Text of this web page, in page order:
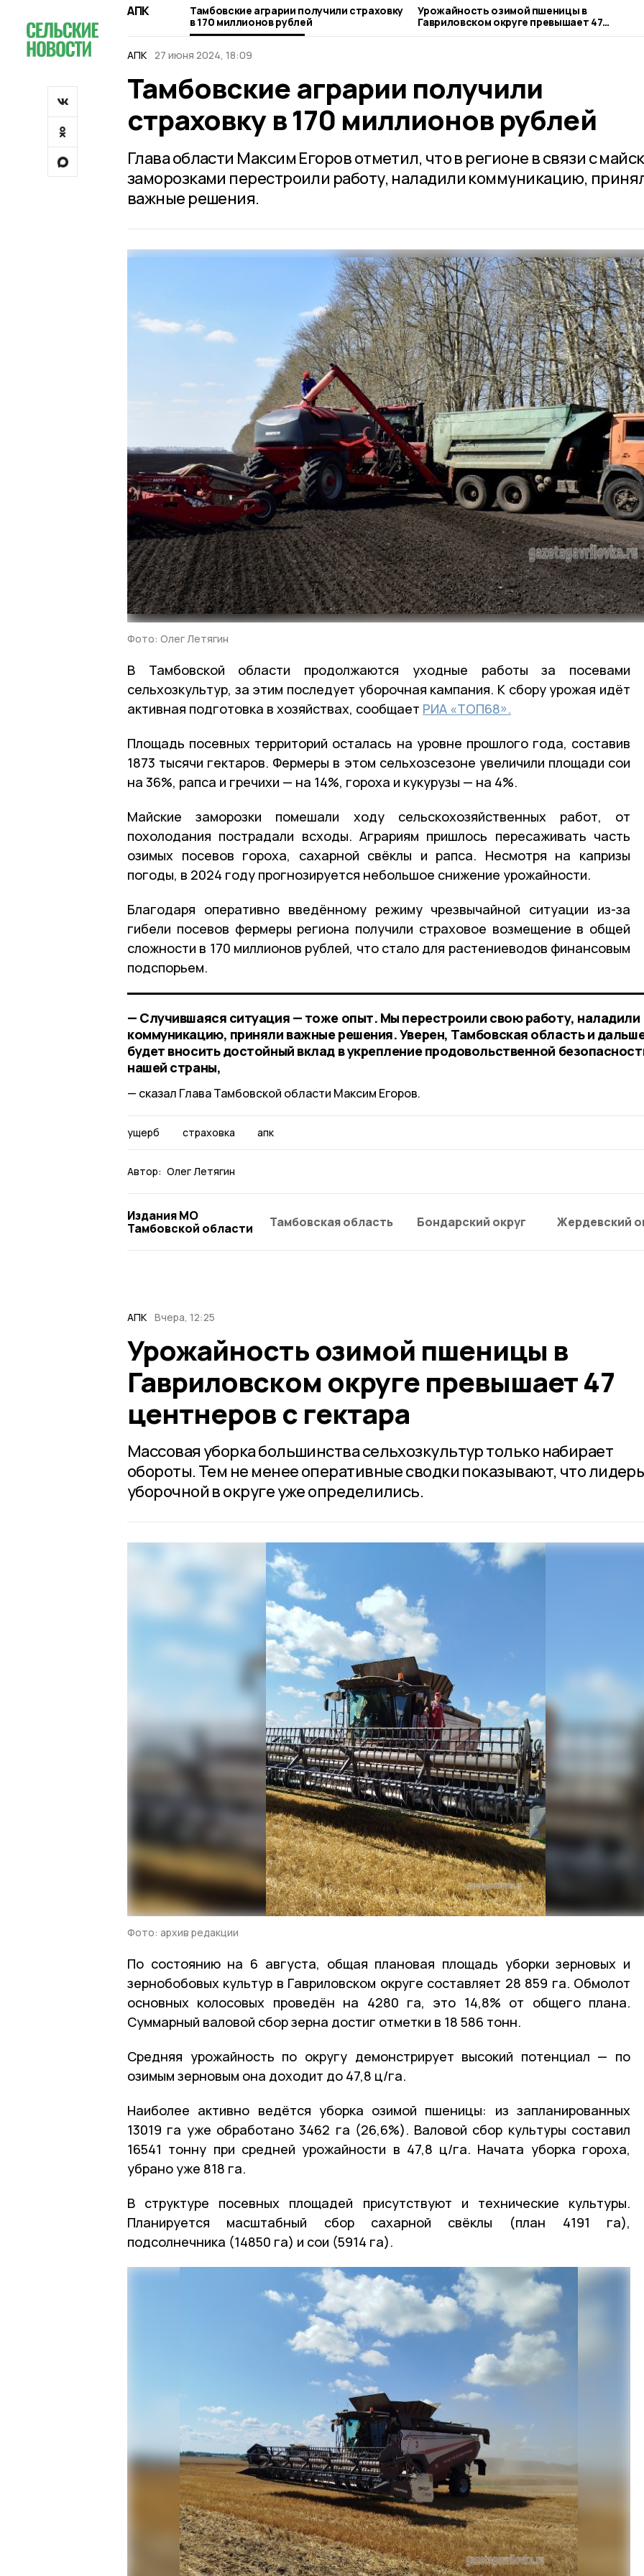
АПК
Тамбовские аграрии получили страховку
в 170 миллионов рублей
Урожайность озимой пшеницы в
Гавриловском округе превышает 47
центнеров с гектара
АПК 27 июня 2024, 18:09
Тамбовские аграрии получили
страховку в 170 миллионов рублей
Глава области Максим Егоров отметил, что в регионе в связи с
заморозками перестроили работу, наладили коммуникацию,
важные решения.
Фото: Олег Летягин
В Тамбовской области продолжаются уходные работы за посевами
сельхозкультур, за этим последует уборочная кампания. К сбору урожая идёт
активная подготовка в хозяйствах, сообщает РИА «ТОП68».
Площадь посевных территорий осталась на уровне прошлого года, составив
1873 тысячи гектаров. Фермеры в этом сельхозсезоне увеличили площади сои
на 36%, рапса и гречихи — на 14%, гороха и кукурузы — на 4%.
Майские заморозки помешали ходу сельскохозяйственных работ, от
похолодания пострадали всходы. Аграриям пришлось пересаживать часть
озимых посевов гороха, сахарной свёклы и рапса. Несмотря на капризы
погоды, в 2024 году прогнозируется небольшое снижение урожайности.
Благодаря оперативно введённому режиму чрезвычайной ситуации из-за
гибели посевов фермеры региона получили страховое возмещение в общей
сложности в 170 миллионов рублей, что стало для растениеводов финансовым
подспорьем.
— Случившаяся ситуация — тоже опыт. Мы перестроили свою работу, наладили
коммуникацию, приняли важные решения. Уверен, Тамбовская область и
будет вносить достойный вклад в укрепление продовольственной
нашей страны,
сказал Глава Тамбовской области Максим Егоров.
ущерб страховка апк
Автор: Олег Летягин
Издания МО
Тамбовской области
Тамбовская область Бондарский округ Жердевский
АПК Вчера, 12:25
Урожайность озимой пшеницы в
Гавриловском округе превышает 47
центнеров с гектара
Массовая уборка большинства сельхозкультур только набирает
обороты. Тем не менее оперативные сводки показывают, что
уборочной в округе уже определились.
Фото: архив редакции
По состоянию на 6 августа, общая плановая площадь уборки зерновых и
зернобобовых культур в Гавриловском округе составляет 28 859 га. Обмолот
основных колосовых проведён на 4280 га, это 14,8% от общего плана.
Суммарный валовой сбор зерна достиг отметки в 18 586 тонн.
Средняя урожайность по округу демонстрирует высокий потенциал — по
озимым зерновым она доходит до 47,8 ц/га.
Наиболее активно ведётся уборка озимой пшеницы: из запланированных
13019 га уже обработано 3462 га (26,6%). Валовой сбор культуры составил
16541 тонну при средней урожайности в 47,8 ц/га. Начата уборка гороха,
убрано уже 818 га.
В структуре посевных площадей присутствуют и технические культуры.
Планируется масштабный сбор сахарной свёклы (план 4191 га),
подсолнечника (14850 га) и сои (5914 га).